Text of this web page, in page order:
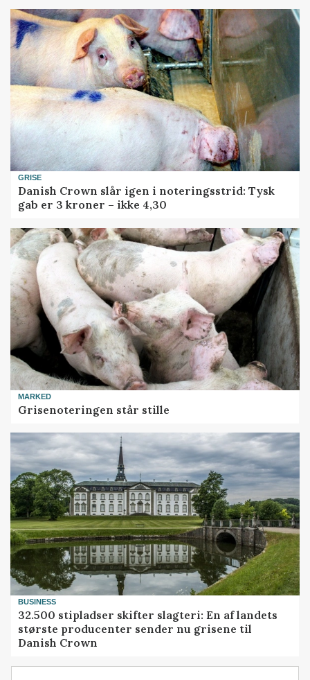
GRISE
Danish Crown slår igen i noteringsstrid: Tysk
gab er 3 kroner – ikke 4,30
MARKED
Grisenoteringen står stille
BUSINESS
32.500 stipladser skifter slagteri: En af landets
største producenter sender nu grisene til
Danish Crown